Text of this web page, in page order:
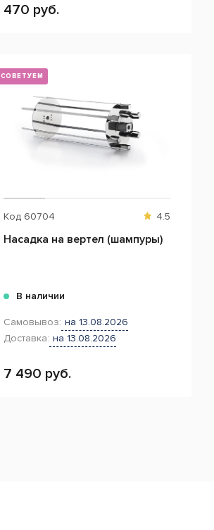
470 руб.
СОВЕТУЕМ
Код 60704 4.5
Насадка на вертел (шампуры)
В наличии
Самовывоз: на 13.08.2026
Доставка: на 13.08.2026
7 490 руб.